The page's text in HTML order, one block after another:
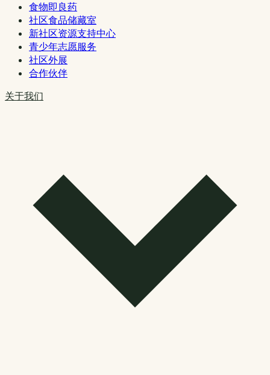
食物即良药
社区食品储藏室
新社区资源支持中心
青少年志愿服务
社区外展
合作伙伴
关于我们